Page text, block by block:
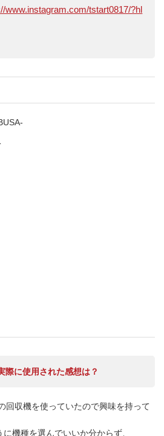
www.instagram.com/tstart0817/?hl
際に使用された感想は？
回収機を使っていたので興味を持って
機種を選んでいいか分からず、